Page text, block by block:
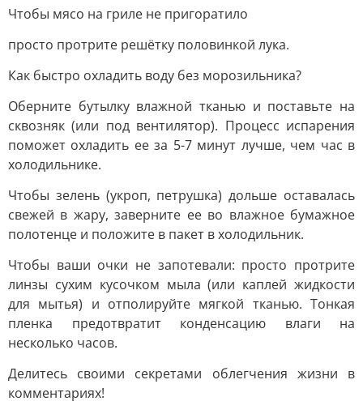
Чтобы мясо на гриле не пригоратило
просто протрите решётку половинкой лука.
Как быстро охладить воду без морозильника?
Оберните бутылку влажной тканью и поставьте на
сквозняк (или под вентилятор). Процесс испарения
поможет охладить ее за 5-7 минут лучше, чем час в
холодильнике.
Чтобы зелень (укроп, петрушка) дольше оставалась
свежей в жару, заверните ее во влажное бумажное
полотенце и положите в пакет в холодильник.
Чтобы ваши очки не запотевали: просто протрите
линзы сухим кусочком мыла (или каплей жидкости
для мытья) и отполируйте мягкой тканью. Тонкая
пленка предотвратит конденсацию влаги на
несколько часов.
Делитесь своими секретами облегчения жизни в
комментариях!